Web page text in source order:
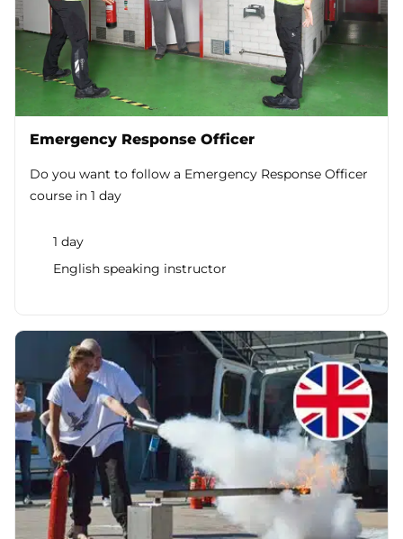
Emergency Response Officer
Do you want to follow a Emergency Response Officer
course in 1 day
1 day
English speaking instructor